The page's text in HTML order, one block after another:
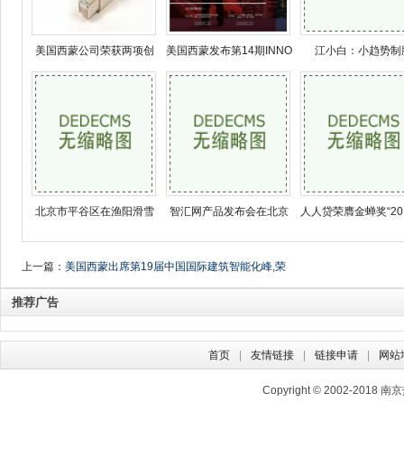
美国西蒙公司荣获两项创 美国西蒙发布第14期INNOV 江小白：小趋势制
北京市平谷区在渔阳滑雪 智汇网产品发布会在北京 人人贷荣膺金蝉奖
上一篇： 美国西蒙出席第19届中国国际建筑智能化峰,荣
获十大综合布线品牌奖
推荐广告
首页 友情链接 链接申请 网站
Copyright © 2002-2018 南